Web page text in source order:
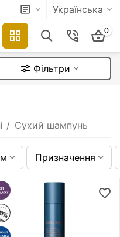
Українська
0
Фільтри
/ Сухий шампунь
Призначення